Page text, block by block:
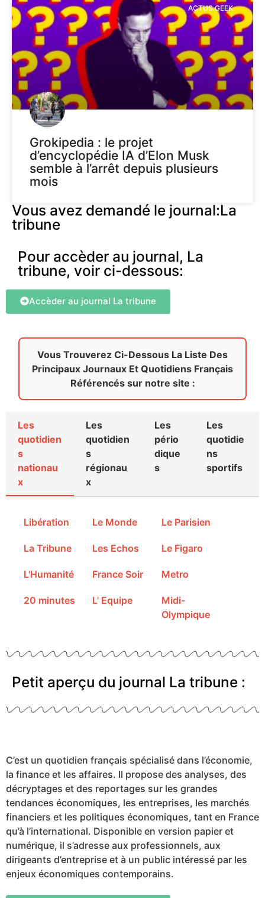
ACTUS GEEK
Grokipedia : le projet
d’encyclopédie IA d’Elon Musk
semble à l’arrêt depuis plusieurs
mois
Vous avez demandé le journal:La
tribune
Pour accèder au journal, La
tribune, voir ci-dessous:
Accèder au journal La tribune
Vous Trouverez Ci-Dessous La Liste Des
Principaux Journaux Et Quotidiens Français
Référencés sur notre site :
Les
quotidien
s
nationau
x
Les
quotidien
s
régionau
x
Les
pério
dique
s
Les
quotidie
ns
sportifs
Libération Le Monde Le Parisien
La Tribune Les Echos Le Figaro
L'Humanité France Soir Metro
20 minutes L' Equipe
Midi-
Olympique
Petit aperçu du journal La tribune :
C’est un quotidien français spécialisé dans l’économie,
la finance et les affaires. Il propose des analyses, des
décryptages et des reportages sur les grandes
tendances économiques, les entreprises, les marchés
financiers et les politiques économiques, tant en France
qu’à l’international. Disponible en version papier et
numérique, il s’adresse aux professionnels, aux
dirigeants d’entreprise et à un public intéressé par les
enjeux économiques contemporains.